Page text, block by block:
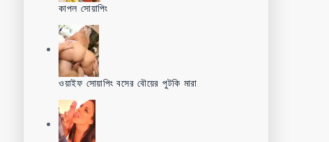
কাপল সোয়াপিং
ওয়াইফ সোয়াপিং বসের বৌয়ের পুটকি মারা